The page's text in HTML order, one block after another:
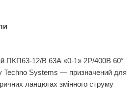
ПКП63-12/В 63А «0-1» 2Р/400B 60°
Techno Systems — призначений для
ланцюгах змінного струму